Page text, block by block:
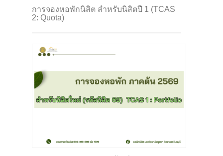
การจองหอพักนิสิต สำหรับนิสิตปี 1 (TCAS
2: Quota)